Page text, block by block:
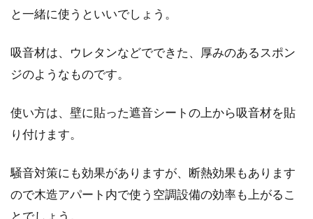
と一緒に使うといいでしょう。
吸音材は、ウレタンなどでできた、厚みのあるスポン
ジのようなものです。
使い方は、壁に貼った遮音シートの上から吸音材を貼
り付けます。
騒音対策にも効果がありますが、断熱効果もあります
ので木造アパート内で使う空調設備の効率も上がるこ
とでしょう。